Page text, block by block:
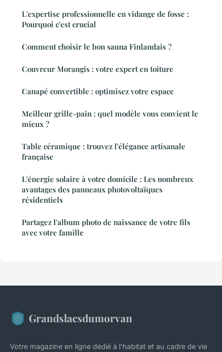
L'expertise professionnelle en vidange de fosse :
Pourquoi c'est crucial
Comment choisir le bon sauna Finlandais ?
Couvreur Morangis : votre expert en toiture
Canapé convertible : optimisez votre espace
Meilleur grille-pain : quel modèle vous convient le
mieux ?
Table céramique : trouvez l'élégance artisanale
française
L'énergie solaire à votre domicile : Les nombreux
avantages des panneaux photovoltaïques
résidentiels
Partagez l'album photo de naissance de votre fils
avec votre famille
Grandslacsdumorvan
Votre magazine en ligne dédié à l'habitat et au cadre de vie